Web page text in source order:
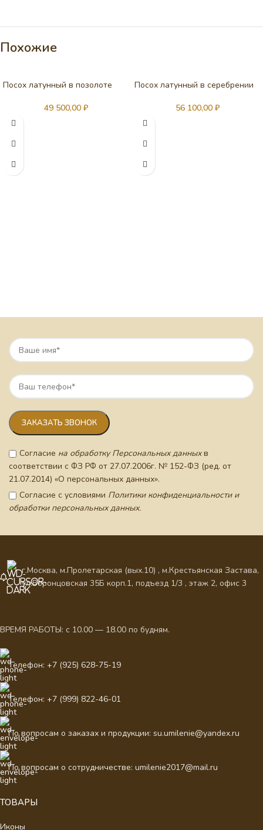
Похожие
Посох латунный в позолоте
49 500,00 ₽
Посох латунный в серебрении
56 100,00 ₽
Согласие на обработку Персональных данныхв
соответствии с ФЗ РФ от 27.07.2006г. № 152-ФЗ (ред. от
21.07.2014) «О персональных данных».
Согласие с условиями Политики конфиденциальности и
обработки персональных данных.
г.Москва, м.Пролетарская (вых.10) , м.Крестьянская Застава,
ул.Воронцовская 35Б корп.1, подъезд 1/3 , этаж 2, офис 3
ВРЕМЯ РАБОТЫ: с 10.00 — 18.00 по будням.
Телефон: +7 (925) 628-75-19
Телефон: +7 (999) 822-46-01
По вопросам о заказах и продукции: su.umilenie@yandex.ru
По вопросам о сотрудничестве: umilenie2017@mail.ru
ТОВАРЫ
Иконы